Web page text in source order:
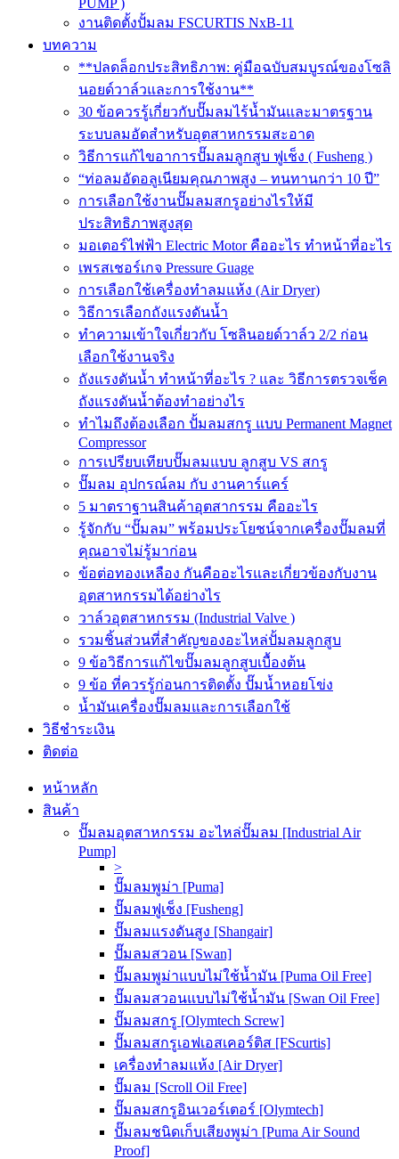
PUMP )
งานติดตั้งปั้มลม FSCURTIS NxB-11
บทความ
**ปลดล็อกประสิทธิภาพ: คู่มือฉบับสมบูรณ์ของโซลิ
นอยด์วาล์วและการใช้งาน**
30 ข้อควรรู้เกี่ยวกับปั๊มลมไร้น้ำมันและมาตรฐาน
ระบบลมอัดสำหรับอุตสาหกรรมสะอาด
วิธีการแก้ไขอาการปั๊มลมลูกสูบ ฟูเช็ง ( Fusheng )
“ท่อลมอัดอลูเนียมคุณภาพสูง – ทนทานกว่า 10 ปี”
การเลือกใช้งานปั๊มลมสกรูอย่างไรให้มี
ประสิทธิภาพสูงสุด
มอเตอร์ไฟฟ้า Electric Motor คืออะไร ทำหน้าที่อะไร
เพรสเชอร์เกจ Pressure Guage
การเลือกใช้เครื่องทำลมแห้ง (Air Dryer)
วิธีการเลือกถังแรงดันน้ำ
ทำความเข้าใจเกี่ยวกับ โซลินอยด์วาล์ว 2/2 ก่อน
เลือกใช้งานจริง
ถังแรงดันน้ำ ทำหน้าที่อะไร ? และ วิธีการตรวจเช็ค
ถังแรงดันน้ำต้องทำอย่างไร
ทำไมถึงต้องเลือก ปั้มลมสกรู แบบ Permanent Magnet
Compressor
การเปรียบเทียบปั๊มลมแบบ ลูกสูบ VS สกรู
ปั๊มลม อุปกรณ์ลม กับ งานคาร์แคร์
5 มาตราฐานสินค้าอุตสากรรม คืออะไร
รู้จักกับ “ปั๊มลม” พร้อมประโยชน์จากเครื่องปั๊มลมที่
คุณอาจไม่รู้มาก่อน
ข้อต่อทองเหลือง กันคืออะไรและเกี่ยวข้องกับงาน
อุตสาหกรรมได้อย่างไร
วาล์วอุตสาหกรรม (Industrial Valve )
รวมชิ้นส่วนที่สำคัญของอะไหล่ปั้มลมลูกสูบ
9 ข้อวิธีการแก้ไขปั๊มลมลูกสูบเบื้องต้น
9 ข้อ ที่ควรรู้ก่อนการติดตั้ง ปั๊มน้ำหอยโข่ง
น้ำมันเครื่องปั๊มลมและการเลือกใช้
วิธีชำระเงิน
ติดต่อ
หน้าหลัก
สินค้า
ปั๊มลมอุตสาหกรรม อะไหล่ปั๊มลม [Industrial Air
Pump]
>
ปั๊มลมพูม่า [Puma]
ปั๊มลมฟูเช็ง [Fusheng]
ปั๊มลมแรงดันสูง [Shangair]
ปั๊มลมสวอน [Swan]
ปั๊มลมพูม่าแบบไม่ใช้น้ำมัน [Puma Oil Free]
ปั๊มลมสวอนแบบไม่ใช้น้ำมัน [Swan Oil Free]
ปั๊มลมสกรู [Olymtech Screw]
ปั๊มลมสกรูเอฟเอสเคอร์ติส [FScurtis]
เครื่องทำลมแห้ง [Air Dryer]
ปั๊มลม [Scroll Oil Free]
ปั๊มลมสกรูอินเวอร์เตอร์ [Olymtech]
ปั๊มลมชนิดเก็บเสียงพูม่า [Puma Air Sound
Proof]